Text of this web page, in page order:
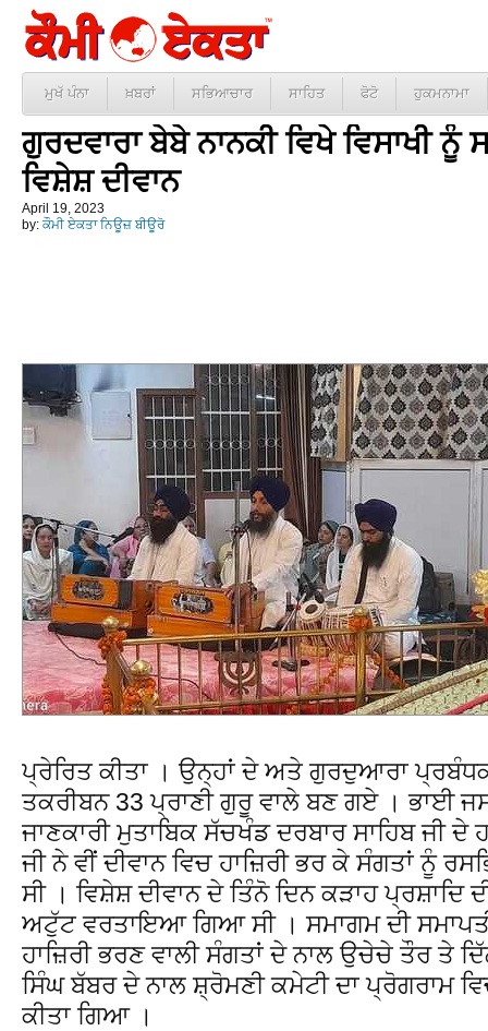
ਮੁਖੱ ਪੰਨਾ ਖ਼ਬਰਾਂ ਸਭਿਆਚਾਰ ਸਾਹਿਤ ਫੋਟੋ ਹੁਕਮਨਾਮਾ
ਗੁਰਦਵਾਰਾ ਬੇਬੇ ਨਾਨਕੀ ਵਿਖੇ ਵਿਸਾਖੀ
ਵਿਸ਼ੇਸ਼ ਦੀਵਾਨ
April 19, 2023
by: ਕੌਮੀ ਏਕਤਾ ਨਿਊਜ਼ ਬੀਊਰੋ
ਪ੍ਰੇਰਿਤ ਕੀਤਾ । ਉਨ੍ਹਾਂ ਦੇ ਅਤੇ ਗੁਰਦੁਆਰਾ
ਤਕਰੀਬਨ 33 ਪ੍ਰਾਣੀ ਗੁਰੂ ਵਾਲੇ ਬਣ ਗਏ । ਭਾਈ
ਜਾਣਕਾਰੀ ਮੁਤਾਬਿਕ ਸੱਚਖੰਡ ਦਰਬਾਰ ਸਾਹਿਬ ਜੀ ਦੇ
ਜੀ ਨੇ ਵੀਂ ਦੀਵਾਨ ਵਿਚ ਹਾਜ਼ਿਰੀ ਭਰ ਕੇ ਸੰਗਤਾਂ ਨੂੰ
ਸੀ । ਵਿਸ਼ੇਸ਼ ਦੀਵਾਨ ਦੇ ਤਿੰਨੋ ਦਿਨ ਕੜਾਹ
ਅਟੁੱਟ ਵਰਤਾਇਆ ਗਿਆ ਸੀ । ਸਮਾਗਮ ਦੀ
ਹਾਜ਼ਿਰੀ ਭਰਣ ਵਾਲੀ ਸੰਗਤਾਂ ਦੇ ਨਾਲ ਉਚੇਚੇ ਤੌਰ ਤੇ
ਸਿੰਘ ਬੱਬਰ ਦੇ ਨਾਲ ਸ਼੍ਰੋਮਣੀ ਕਮੇਟੀ ਦਾ ਪ੍ਰੋਗਰਾਮ
ਕੀਤਾ ਗਿਆ ।